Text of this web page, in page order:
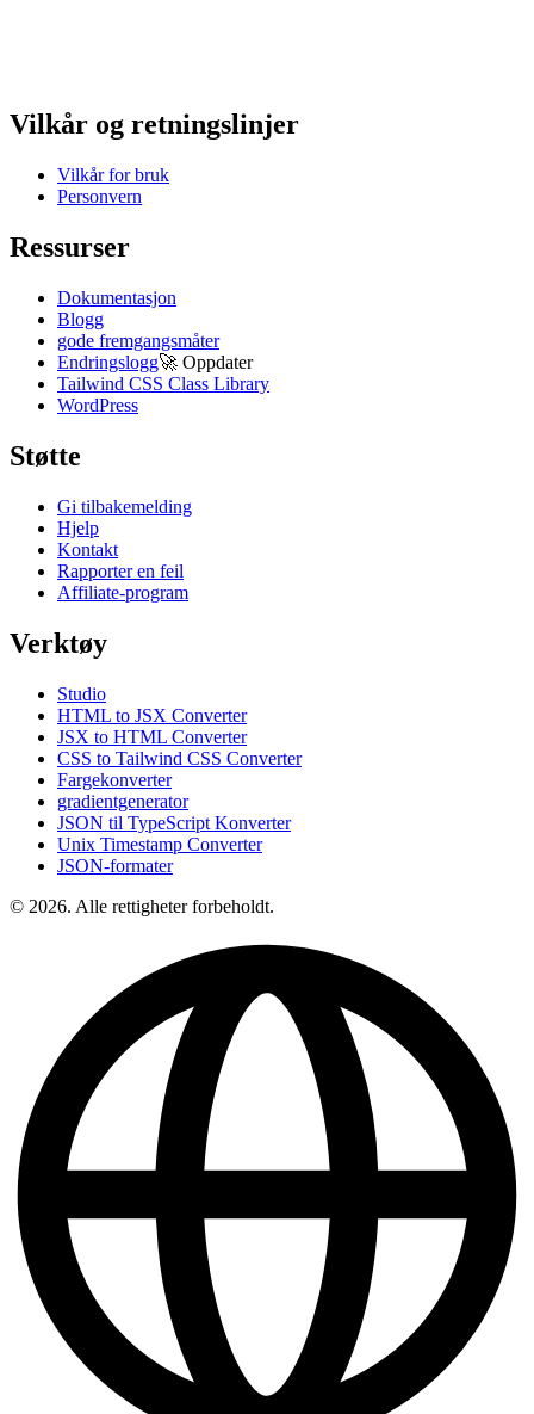
Vilkår og retningslinjer
Vilkår for bruk
Personvern
Ressurser
Dokumentasjon
Blogg
gode fremgangsmåter
Endringslogg🚀 Oppdater
Tailwind CSS Class Library
WordPress
Støtte
Gi tilbakemelding
Hjelp
Kontakt
Rapporter en feil
Affiliate-program
Verktøy
Studio
HTML to JSX Converter
JSX to HTML Converter
CSS to Tailwind CSS Converter
Fargekonverter
gradientgenerator
JSON til TypeScript Konverter
Unix Timestamp Converter
JSON-formater
© 2026. Alle rettigheter forbeholdt.